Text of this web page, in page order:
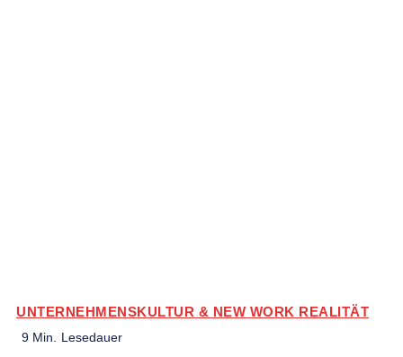
UNTERNEHMENSKULTUR & NEW WORK REALITÄT
9 Min. Lesedauer